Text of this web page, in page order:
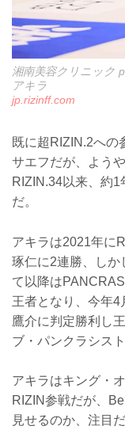
湘南美容クリニック
アキラ
jp.rizinff.com
既に超RIZIN.2への
サエフだが、よう
RIZIN.34以来、約
だ。
アキラは2021年に
琢仁に2連勝、しか
て以降は
王者となり、今年
鷹介に判定勝利し
ブ・パンクラシス
アキラはキング・
RIZIN参戦だが、
見せるのか、注目だ